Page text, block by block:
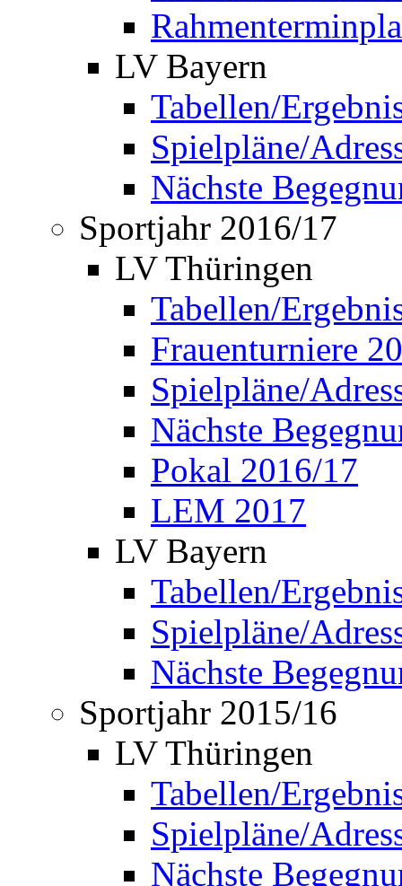
LV Bayern
Tabellen/
Spielpläne/
Nächste
Sportjahr 2016/17
LV Thüringen
Tabellen/
Frauenturniere
Spielpläne/
Nächste
Pokal 2016/17
LEM 2017
LV Bayern
Tabellen/
Spielpläne/
Nächste
Sportjahr 2015/16
LV Thüringen
Tabellen/
Spielpläne/
Nächste